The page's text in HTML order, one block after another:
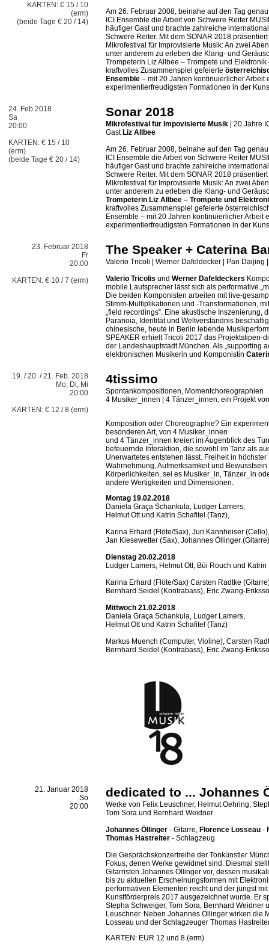
KARTEN: € 15 / 10
(erm)
(beide Tage € 20 / 14)
Am 26. Februar 2008, beinahe auf den Tag
ICI Ensemble die Arbeit von Schwere Reiter
häufiger Gast und brachte zahlreiche
Schwere Reiter. Mit dem SONAR 2018
Mikrofestival für Improvisierte Musik: An zwei
unter anderem zu erleben die Klang- und
Trompeterin Liz Allbee – Trompete und
kraftvolles Zusammenspiel gefeierte
Ensemble – mit 20 Jahren kontinuierlicher Arbeit
experimentierfreudigsten Formationen in der
24. Feb 2018
Sa
20:00
KARTEN: € 15 / 10
(erm)
(beide Tage € 20 / 14)
Sonar 2018
Mikrofestival für Impovisierte Musik | 20 Jahre
Gast Liz Allbee
Am 26. Februar 2008, beinahe auf den Tag
ICI Ensemble die Arbeit von Schwere Reiter
häufiger Gast und brachte zahlreiche
Schwere Reiter. Mit dem SONAR 2018
Mikrofestival für Improvisierte Musik: An zwei
unter anderem zu erleben die Klang- und
Trompeterin Liz Allbee – Trompete und
kraftvolles Zusammenspiel gefeierte
Ensemble – mit 20 Jahren kontinuierlicher Arbeit
experimentierfreudigsten Formationen in der
23. Februar 2018
Fr
20:00
KARTEN: € 10 / 7 (erm)
The Speaker + Caterina
Valerio Tricoli | Werner Dafeldecker | Pan Daijing
Valerio Tricolis und Werner Dafeldeckers
mobile Lautsprecher lässt sich als performative
Die beiden Komponisten arbeiten mit live-
Stimm-Multiplikationen und -Transformationen,
„field recordings”. Eine akustische Inszenierung,
Paranoia, Identität und Weltverständnis
chinesische, heute in Berlin lebende
SPEAKER erhielt Tricoli 2017 das Projektstipen-
der Landeshauptstadt München. Als „supporting
elektronischen Musikerin und Komponistin
19. / 20. / 21. Feb. 2018
Mo, Di, Mi
20:00
KARTEN: € 12 / 8 (erm)
4tissimo
Spontankompositionen, Momentchoreographien
4 Musiker_innen | 4 Tänzer_innen, ein Projekt
Komposition oder Choreographie? Ein
besonderen Art, von 4 Musiker_innen
und 4 Tänzer_innen kreiert im Augenblick des
befeuernde Interaktion, die sowohl im Tanz als
Unerwartetes entstehen lässt. Freiheit in
Wahrnehmung, Aufmerksamkeit und
Körperlichkeiten, sei es Musiker_in, Tänzer_in
andere Wertigkeiten und Dimensionen.
Montag 19.02.2018
Daniela Graça Schankula, Ludger Lamers,
Helmut Ott und Katrin Schafitel (Tanz),
Karina Erhard (Flöte/Sax), Juri Kannheiser (Cello),
Jan Kiesewetter (Sax), Johannes Öllinger (Gitarre)
Dienstag 20.02.2018
Ludger Lamers, Helmut Ott, Búi Rouch und Katrin
Karina Erhard (Flöte/Sax) Carsten Radtke
Bernhard Seidel (Kontrabass), Eric Zwang-
Mittwoch 21.02.2018
Daniela Graça Schankula, Ludger Lamers,
Helmut Ott und Katrin Schafitel (Tanz)
Markus Muench (Computer, Violine), Carsten
Bernhard Seidel (Kontrabass), Eric Zwang-
21. Januar 2018
So
20:00
dedicated to ... Johannes
Werke von Felix Leuschner, Helmut Oehring,
Tom Sora und Bernhard Weidner
Johannes Öllinger - Gitarre, Florence Losseau -
Thomas Hastreiter - Schlagzeug
Die Gesprächskonzertreihe der Tonkünstler
Fokus, denen Werke gewidmet sind. Diesmal stellt
Gitarristen Johannes Öllinger vor, dessen
bis zu aktuellen Erscheinungsformen mit
performativen Elementen reicht und der jüngst
Kunstförderpreis 2017 ausgezeichnet wurde. Er
Stepha Schweiger, Tom Sora, Bernhard Weidner
Leuschner. Neben Johannes Öllinger wirken die
Losseau und der Schlagzeuger Thomas
KARTEN: EUR 12 und 8 (erm)